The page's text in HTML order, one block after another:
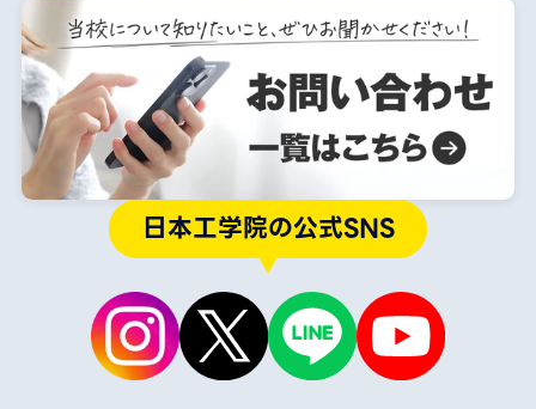
日本工学院の公式SNS